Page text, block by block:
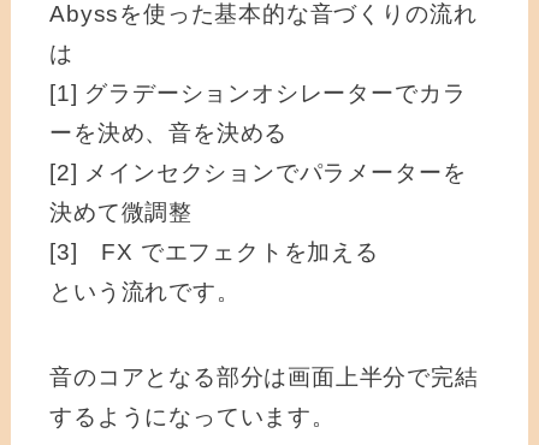
Abyssを使った基本的な音づくりの流れ
は
[1] グラデーションオシレーターでカラ
ーを決め、音を決める
[2] メインセクションでパラメーターを
決めて微調整
[3] FX でエフェクトを加える
という流れです。
音のコアとなる部分は画面上半分で完結
するようになっています。